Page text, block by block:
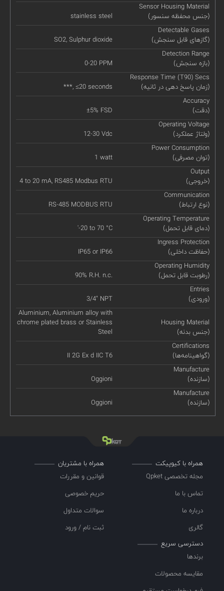
Sensor Housing Material
(جنس محفظه سنسور)
stainless steel
Detectable Gases
(گازهای قابل سنجش)
SO2, Sulphur dioxide
Detection Range
(بازه سنجش)
0-20 PPM
Response Time (T90) Secs
(زمان پاسخ دهی در ثانیه)
***, ≤20 seconds
Accuracy
(دقت)
±5% FSD
Operating Voltage
(ولتاژ عملکرد)
12-30 Vdc
Power Consumption
(توان مصرفی)
1 watt
Output
(خروجی)
4 to 20 mA, RS485 Modbus RTU
Communication
(نوع ارتباط)
RS-485 MODBUS RTU
Operating Temperature
(دمای قابل تحمل)
'-20 to 70 °C
Ingress Protection
(حفاظت داخلی)
IP65 or IP66
Operating Humidity
(رطوبت قابل تحمل)
90% R.H. n.c.
Entries
(ورودی)
3/4" NPT
Housing Material
(جنس بدنه)
Aluminium, Aluminium alloy with
chrome plated brass or Stainless
Steel
Certifications
(گواهینامه‌ها)
II 2G Ex d IIC T6
Manufacture
(سازنده)
Oggioni
Manufacture
(سازنده)
Oggioni
همراه با کیوپیکت
مجله تخصصی Qpket
تماس با ما
درباره ما
گالری
همراه با مشتریان
قوانین و مقررات
حریم خصوصی
سوالات متداول
ثبت نام / ورود
دسترسی سریع
برندها
مقایسه محصولات